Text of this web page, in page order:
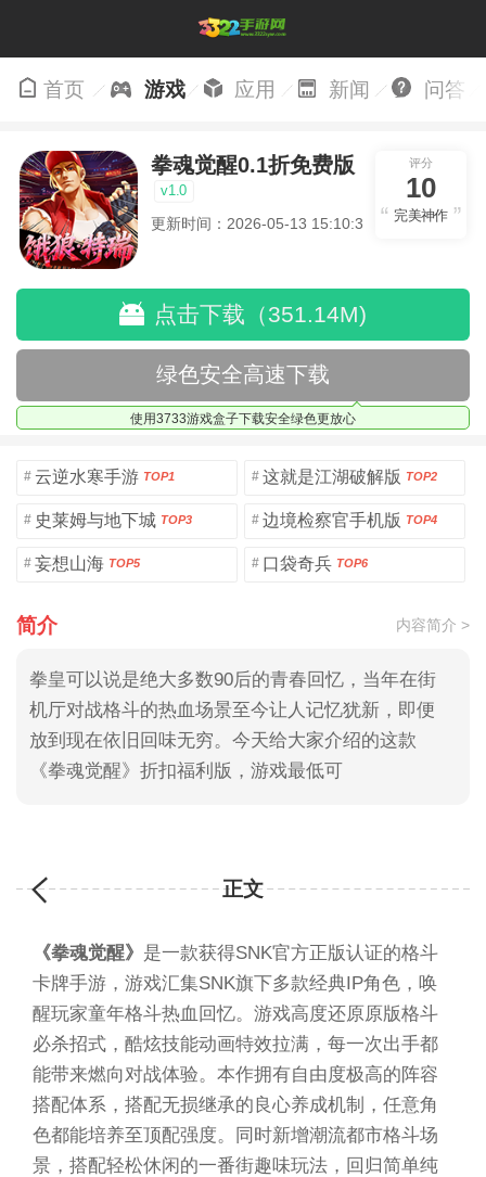
首页 游戏 应用 新闻 问答
拳魂觉醒0.1折免费版
v1.0
更新时间：2026-05-13 15:10:30
评分
10
完美神作
点击下载（351.14M)
绿色安全高速下载
使用3733游戏盒子下载安全绿色更放心
# 云逆水寒手游 TOP1 # 这就是江湖破解版 TOP2
# 史莱姆与地下城 TOP3 # 边境检察官手机版 TOP4
# 妄想山海 TOP5 # 口袋奇兵 TOP6
简介 内容简介 >
拳皇可以说是绝大多数90后的青春回忆，当年在街
机厅对战格斗的热血场景至今让人记忆犹新，即便
放到现在依旧回味无穷。今天给大家介绍的这款
《拳魂觉醒》折扣福利版，游戏最低可
正文
《拳魂觉醒》 是一款获得SNK官方正版认证的格斗
卡牌手游，游戏汇集SNK旗下多款经典IP角色，唤
醒玩家童年格斗热血回忆。游戏高度还原原版格斗
必杀招式，酷炫技能动画特效拉满，每一次出手都
能带来燃向对战体验。本作拥有自由度极高的阵容
搭配体系，搭配无损继承的良心养成机制，任意角
色都能培养至顶配强度。同时新增潮流都市格斗场
景，搭配轻松休闲的一番街趣味玩法，回归简单纯